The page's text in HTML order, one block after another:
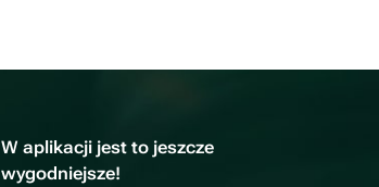
W aplikacji jest to jeszcze
wygodniejsze!